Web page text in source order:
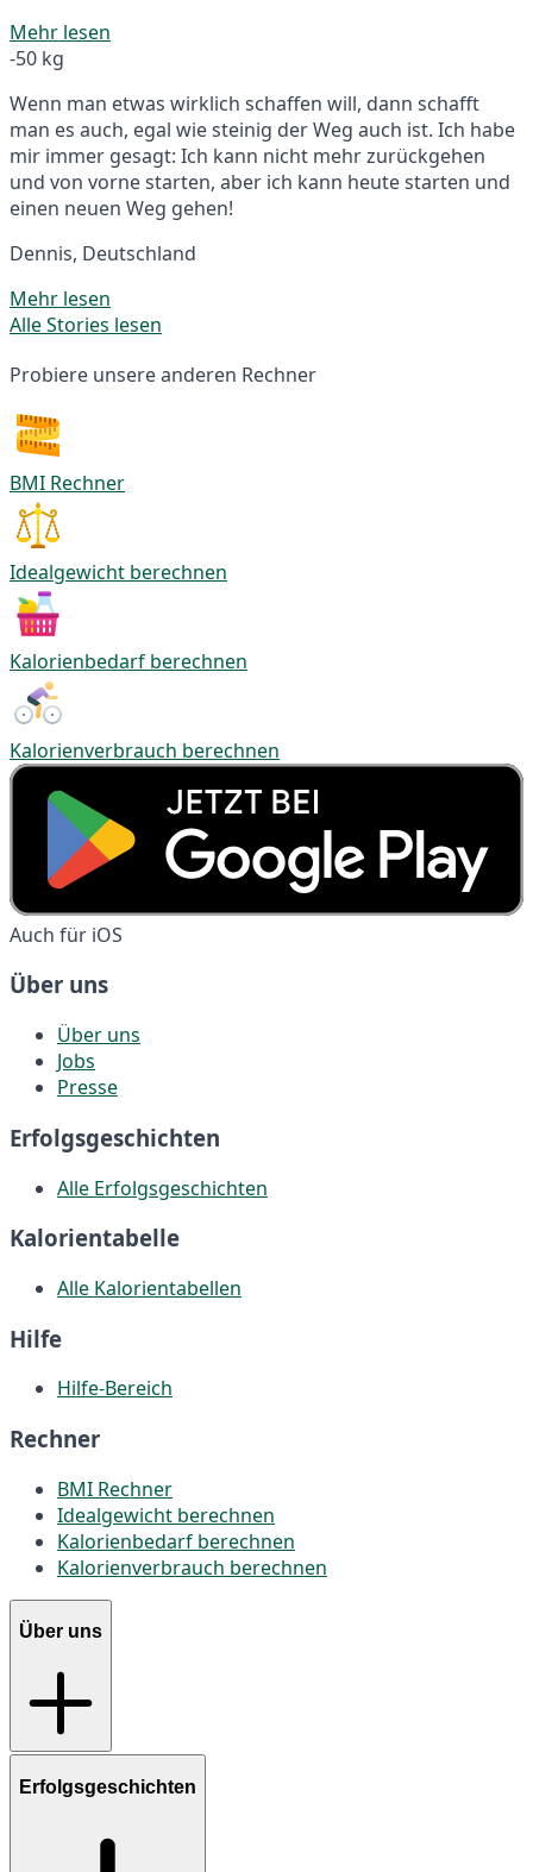
Mehr lesen
-50 kg
Wenn man etwas wirklich schaffen will, dann schafft
man es auch, egal wie steinig der Weg auch ist. Ich habe
mir immer gesagt: Ich kann nicht mehr zurückgehen
und von vorne starten, aber ich kann heute starten und
einen neuen Weg gehen!
Dennis, Deutschland
Mehr lesen
Alle Stories lesen
Probiere unsere anderen Rechner
BMI Rechner
Idealgewicht berechnen
Kalorienbedarf berechnen
Kalorienverbrauch berechnen
Auch für iOS
Über uns
Über uns
Jobs
Presse
Erfolgsgeschichten
Alle Erfolgsgeschichten
Kalorientabelle
Alle Kalorientabellen
Hilfe
Hilfe-Bereich
Rechner
BMI Rechner
Idealgewicht berechnen
Kalorienbedarf berechnen
Kalorienverbrauch berechnen
Über uns
Erfolgsgeschichten